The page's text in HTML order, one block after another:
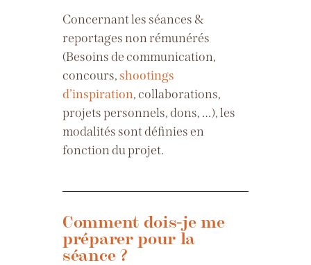
Concernant les séances &
reportages non rémunérés
(Besoins de communication,
concours,shootings
d’inspiration, collaborations,
projets personnels, dons, …), les
modalités sont définies en
fonction du projet.
Comment dois-je me
préparer pour la
séance ?